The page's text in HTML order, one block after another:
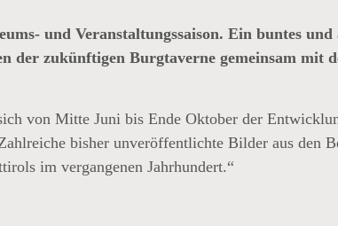
und Veranstaltungssaison. Ein buntes
der zukünftigen Burgtaverne gemeinsam mit
von Mitte Juni bis Ende Oktober der
bisher unveröffentlichte Bilder aus den
im vergangenen Jahrhundert.“